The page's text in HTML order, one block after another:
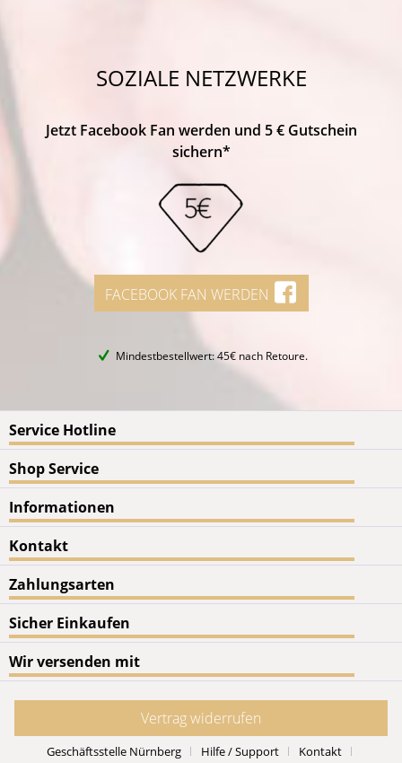
SOZIALE NETZWERKE
Jetzt Facebook Fan werden und 5 € Gutschein
sichern*
FACEBOOK FAN WERDEN
Mindestbestellwert: 45€ nach Retoure.
Service Hotline
Shop Service
Informationen
Kontakt
Zahlungsarten
Sicher Einkaufen
Wir versenden mit
Vertrag widerrufen
Geschäftsstelle Nürnberg Hilfe / Support Kontakt